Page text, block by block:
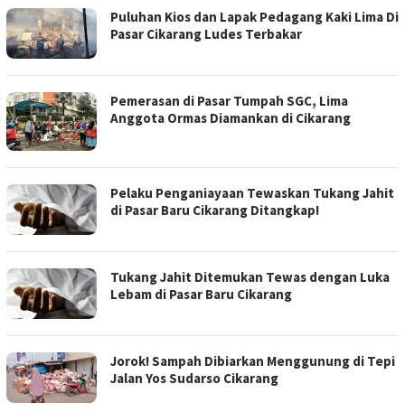
Puluhan Kios dan Lapak Pedagang Kaki Lima Di
Pasar Cikarang Ludes Terbakar
Pemerasan di Pasar Tumpah SGC, Lima
Anggota Ormas Diamankan di Cikarang
Pelaku Penganiayaan Tewaskan Tukang Jahit
di Pasar Baru Cikarang Ditangkap!
Tukang Jahit Ditemukan Tewas dengan Luka
Lebam di Pasar Baru Cikarang
Jorok! Sampah Dibiarkan Menggunung di Tepi
Jalan Yos Sudarso Cikarang